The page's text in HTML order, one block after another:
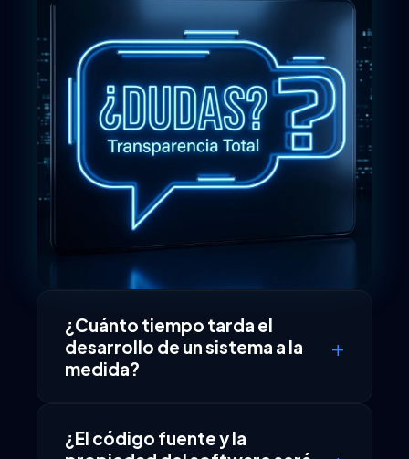
¿Cuánto tiempo tarda el
desarrollo de un sistema a la
medida?
+
dependiendo de la complejidad y
¿El código fuente y la